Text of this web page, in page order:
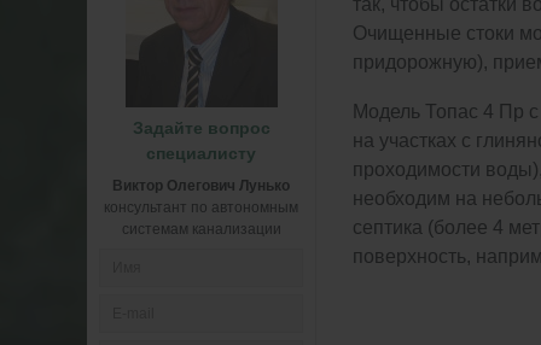
Задайте вопрос
специалисту
Виктор Олегович Лунько
консультант по автономным
системам канализации
Очищенные стоки
придорожную),
Модель Топас 4 Пр
на участках с
проходимости
необходим на
септика (более 4
поверхность,